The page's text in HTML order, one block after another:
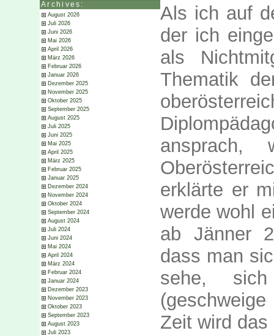
Archives:
August 2026
Juli 2026
Juni 2026
Mai 2026
April 2026
März 2026
Februar 2026
Januar 2026
Dezember 2025
November 2025
Oktober 2025
September 2025
August 2025
Juli 2025
Juni 2025
Mai 2025
April 2025
März 2025
Februar 2025
Januar 2025
Dezember 2024
November 2024
Oktober 2024
September 2024
August 2024
Juli 2024
Juni 2024
Mai 2024
April 2024
März 2024
Februar 2024
Januar 2024
Dezember 2023
November 2023
Oktober 2023
September 2023
August 2023
Juli 2023
Als ich auf
der ich
als
Thematik
erklärte er
werde wohl
ab Jänner
dass man
sehe,
Zeit wird